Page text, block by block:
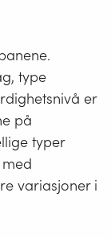
type
er
på
typer
variasjoner i